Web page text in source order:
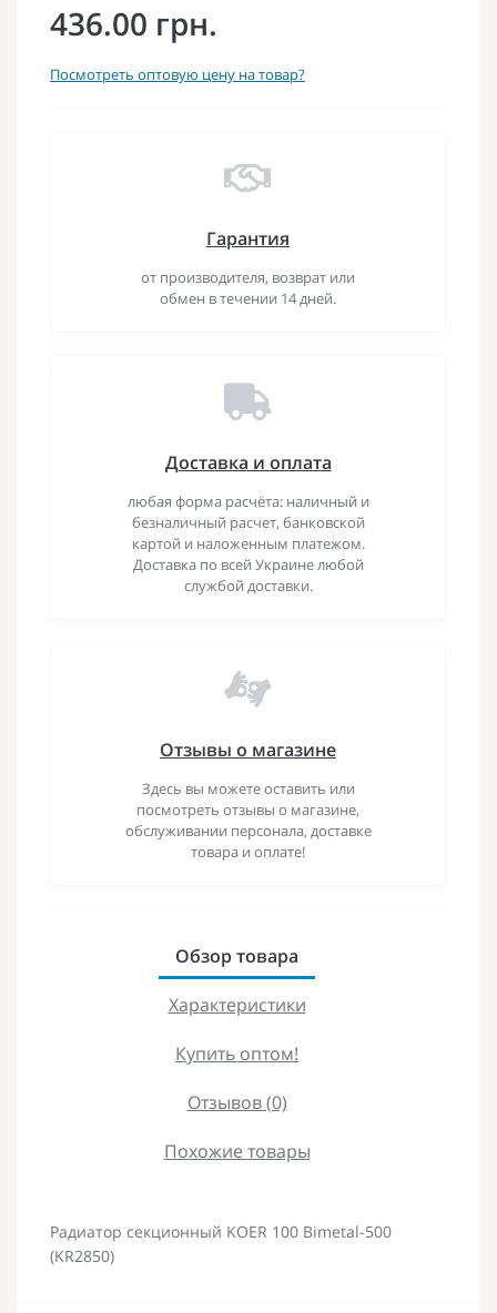
436.00 грн.
Посмотреть оптовую цену на товар?
Гарантия
от производителя, возврат или
обмен в течении 14 дней.
Доставка и оплата
любая форма расчёта: наличный и
безналичный расчет, банковской
картой и наложенным платежом.
Доставка по всей Украине любой
службой доставки.
Отзывы о магазине
Здесь вы можете оставить или
посмотреть отзывы о магазине,
обслуживании персонала, доставке
товара и оплате!
Обзор товара
Характеристики
Купить оптом!
Отзывов (0)
Похожие товары
Радиатор секционный KOER 100 Bimetal-500
(KR2850)